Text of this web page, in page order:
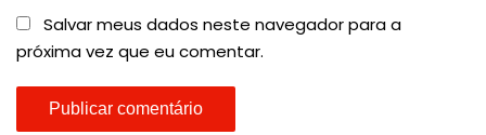
Salvar meus dados neste navegador para a
próxima vez que eu comentar.